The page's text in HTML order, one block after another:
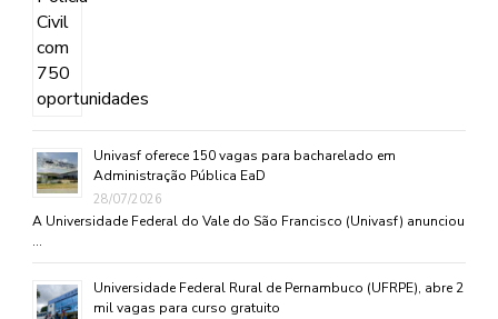
Univasf oferece 150 vagas para bacharelado em
Administração Pública EaD
28/07/2026
A Universidade Federal do Vale do São Francisco (Univasf) anunciou
…
Universidade Federal Rural de Pernambuco (UFRPE), abre 2
mil vagas para curso gratuito